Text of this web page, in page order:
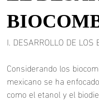
I. DESARROLLO DE LOS
Considerando los
mexicano se ha
como el etanol y el